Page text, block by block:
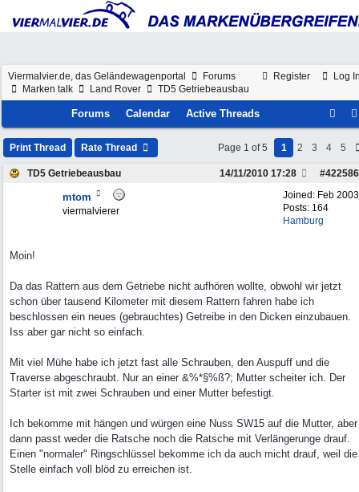
Register Log
Viermalvier.de, das Geländewagenportal
Forums
Marken talk
Land Rover TD5 Getriebeausbau
Forums Calendar Active Threads
Print Thread Rate Thread Page 1 of 5 1 2 3 4 5
TD5 Getriebeausbau #422586
14/11/2010 17:28
Joined: Feb 2003
Posts: 164
Hamburg
mtom
viermalvierer
Moin!
Da das Rattern aus dem Getriebe nicht aufhören wollte, obwohl wir jetzt
schon über tausend Kilometer mit diesem Rattern fahren habe ich
beschlossen ein neues (gebrauchtes) Getreibe in den Dicken einzubauen.
Iss aber gar nicht so einfach.
Mit viel Mühe habe ich jetzt fast alle Schrauben, den Auspuff und die
Traverse abgeschraubt. Nur an einer &%*§%ß?; Mutter scheiter ich. Der
Starter ist mit zwei Schrauben und einer Mutter befestigt.
Ich bekomme mit hängen und würgen eine Nuss SW15 auf die Mutter, aber
dann passt weder die Ratsche noch die Ratsche mit Verlängerunge drauf.
Einen "normaler" Ringschlüssel bekomme ich da auch micht drauf, weil die
Stelle einfach voll blöd zu erreichen ist.